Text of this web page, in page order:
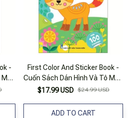
-
First Color And Sticker Book -
Cuốn Sách Dán Hình Và Tô Màu
Đầu Tiên Của Tớ - Tập 2
$17.99 USD $24.99 USD
ADD TO CART